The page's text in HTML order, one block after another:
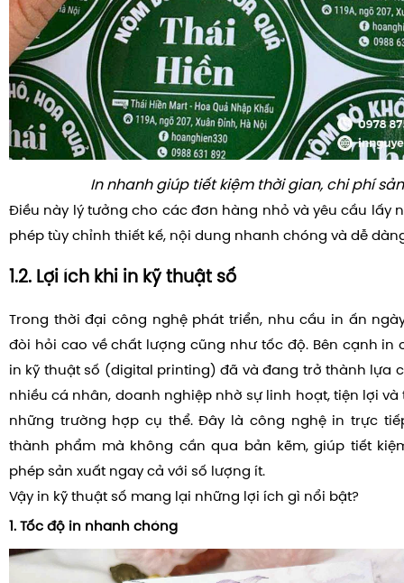
In nhanh giúp tiết kiệm thời gian, chi phí
Điều này lý tưởng cho các đơn hàng nhỏ và yêu cầu lấy
phép tùy chỉnh thiết kế, nội dung nhanh chóng và dễ
1.2. Lợi ích khi in kỹ thuật số
Trong thời đại công nghệ phát triển, nhu cầu in ấn
đòi hỏi cao về chất lượng cũng như tốc độ. Bên cạnh in
in kỹ thuật số (digital printing) đã và đang trở thành lựa
nhiều cá nhân, doanh nghiệp nhờ sự linh hoạt, tiện lợi
những trường hợp cụ thể. Đây là công nghệ in trực
thành phẩm mà không cần qua bản kẽm, giúp tiết
phép sản xuất ngay cả với số lượng ít.
Vậy in kỹ thuật số mang lại những lợi ích gì nổi bật?
1. Tốc độ in nhanh chóng